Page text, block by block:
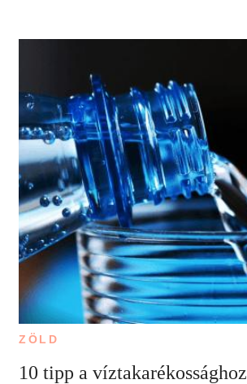
ZÖLD
10 tipp a víztakarékossághoz